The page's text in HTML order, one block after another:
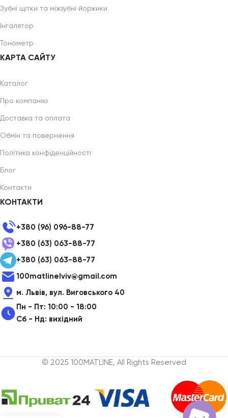
Зубні щітки та міжзубні йоржики
Інгалятор
Тонометр
КАРТА САЙТУ
Каталог
Про компанію
Доставка та оплата
Обмін та повернення
Політика конфіденційності
Блог
Контакти
КОНТАКТИ
+380 (96) 096-88-77
+380 (63) 063-88-77
+380 (63) 063-88-77
100matlinelviv@gmail.com
м. Львів, вул. Виговського 40
Пн - Пт: 10:00 - 18:00
Сб - Нд: вихідний
© 2025 100MATLINE, All Rights Reserved